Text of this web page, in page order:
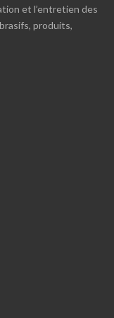
et l’entretien des
produits,